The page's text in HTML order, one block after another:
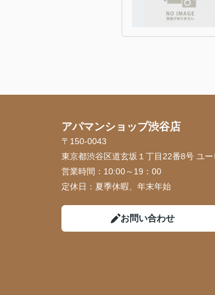
アパマンショップ渋谷店
〒150-0043
東京都渋谷区道玄坂１丁目22番8号 ユ
営業時間： 10:00～19：00
定休日： 夏季休暇、年末年始
お問い合わせ